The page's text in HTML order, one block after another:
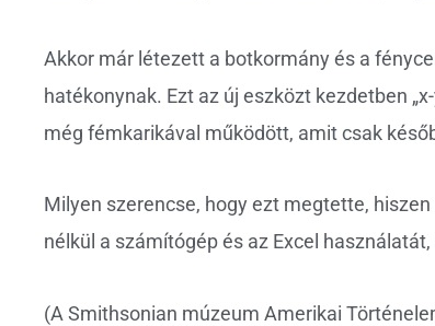
Akkor már létezett a botkormány és a
hatékonynak. Ezt az új eszközt kezdetben
még fémkarikával működött, amit csak
Milyen szerencse, hogy ezt megtette,
nélkül a számítógép és az Excel használatát,
(A Smithsonian múzeum Amerikai